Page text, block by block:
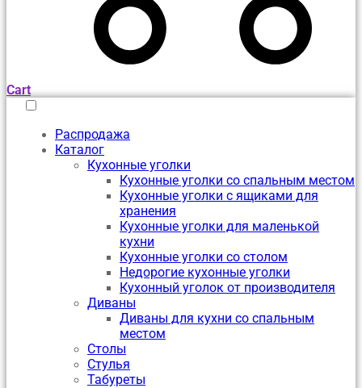
Cart
Распродажа
Каталог
Кухонные уголки
Кухонные уголки со спальным местом
Кухонные уголки с ящиками для
хранения
Кухонные уголки для маленькой
кухни
Кухонные уголки со столом
Недорогие кухонные уголки
Кухонный уголок от производителя
Диваны
Диваны для кухни со спальным
местом
Столы
Стулья
Табуреты